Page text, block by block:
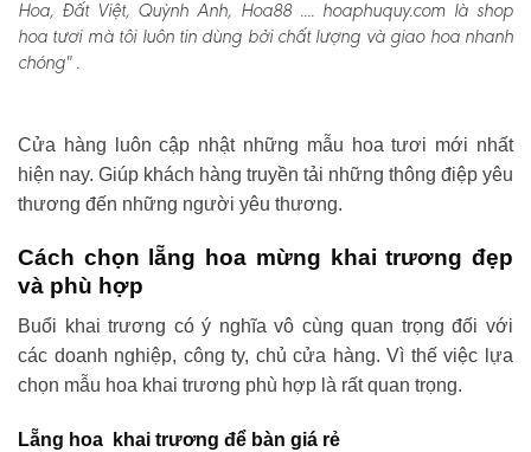
Hoa, Đất Việt, Quỳnh Anh, Hoa88 .... hoaphuquy.com là shop
hoa tươi mà tôi luôn tin dùng bởi chất lượng và giao hoa nhanh
chóng" .
Cửa hàng luôn cập nhật những mẫu hoa tươi mới nhất
hiện nay. Giúp khách hàng truyền tải những thông điệp yêu
thương đến những người yêu thương.
Cách chọn lẵng hoa mừng khai trương đẹp
và phù hợp
Buổi khai trương có ý nghĩa vô cùng quan trọng đối với
các doanh nghiệp, công ty, chủ cửa hàng. Vì thế việc lựa
chọn mẫu hoa khai trương phù hợp là rất quan trọng.
Lẵng hoa khai trương để bàn giá rẻ